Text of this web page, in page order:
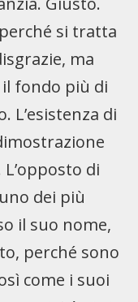
si tratta
ma
il fondo più di
L’esistenza di
di
dei più
il suo nome,
perché sono
come i suoi